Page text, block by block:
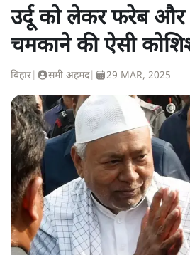
उर्दू को लेकर फरेब और
चमकाने की ऐसी
बिहार समी अहमद| 29 MAR, 2025